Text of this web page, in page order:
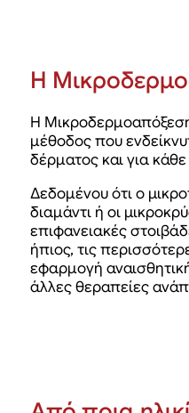
Η
Η
μέθοδος που
δέρματος και για
Δεδομένου ότι ο
διαμάντι ή οι
επιφανειακές
ήπιος, τις
εφαρμογή
άλλες θεραπείες